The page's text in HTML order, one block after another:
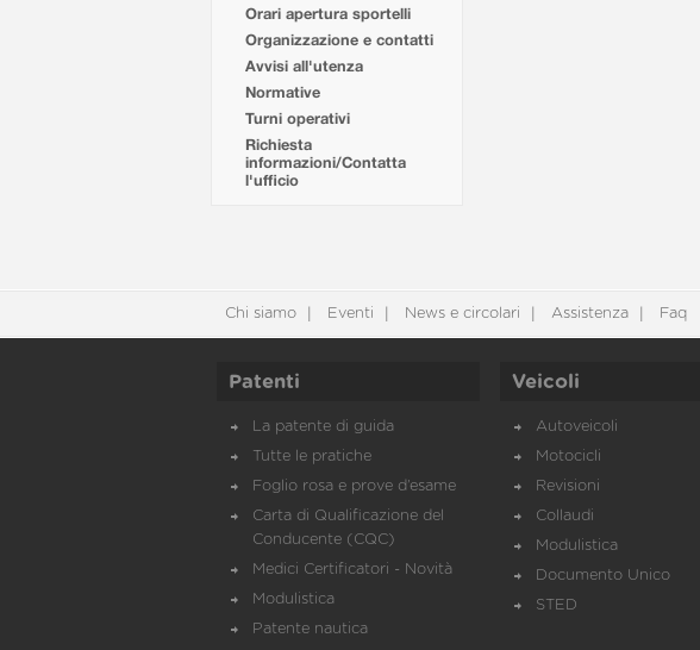
Orari apertura sportelli
Organizzazione e contatti
Avvisi all'utenza
Normative
Turni operativi
Richiesta
informazioni/Contatta
l'ufficio
Chi siamo Eventi News e circolari Assistenza Faq
Patenti
La patente di guida
Tutte le pratiche
Foglio rosa e prove d’esame
Carta di Qualificazione del
Conducente (CQC)
Medici Certificatori - Novità
Modulistica
Patente nautica
Veicoli
Autoveicoli
Motocicli
Revisioni
Collaudi
Modulistica
Documento Unico
STED